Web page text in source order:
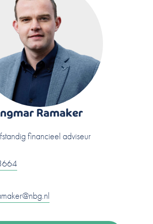
Ramaker
financieel adviseur